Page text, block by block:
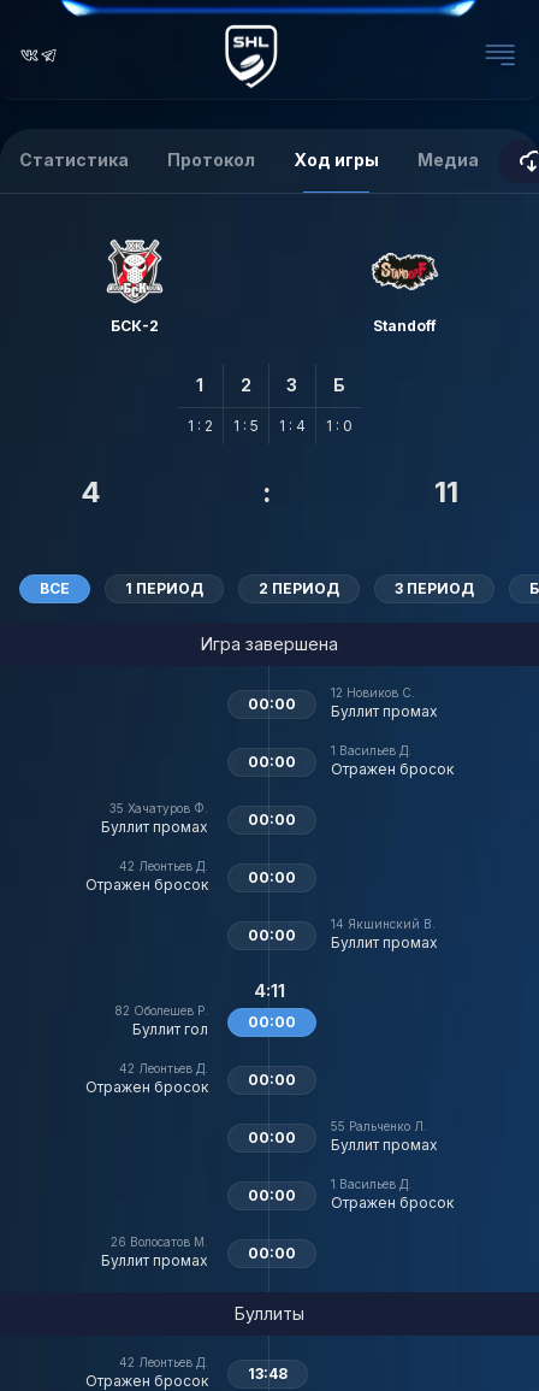
Статистика Протокол Ход игры Медиа
БСК-2 Standoff
1
1 : 2
2
1 : 5
3
1 : 4
Б
1 : 0
4 : 11
ВСЕ 1 ПЕРИОД 2 ПЕРИОД 3 ПЕРИОД
Игра завершена
12 Новиков С.
Буллит промах
00:00
1 Васильев Д.
Отражен бросок
00:00
35 Хачатуров Ф.
Буллит промах 00:00
42 Леонтьев Д.
Отражен бросок 00:00
14 Якшинский В.
Буллит промах
00:00
82 Оболешев Р.
Буллит гол
4:11
00:00
42 Леонтьев Д.
Отражен бросок 00:00
55 Ральченко Л.
Буллит промах
00:00
1 Васильев Д.
Отражен бросок
00:00
26 Волосатов М.
Буллит промах 00:00
Буллиты
42 Леонтьев Д.
Отражен бросок 13:48